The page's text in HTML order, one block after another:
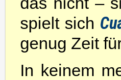
spielt sich
genug Zeit
In keinem